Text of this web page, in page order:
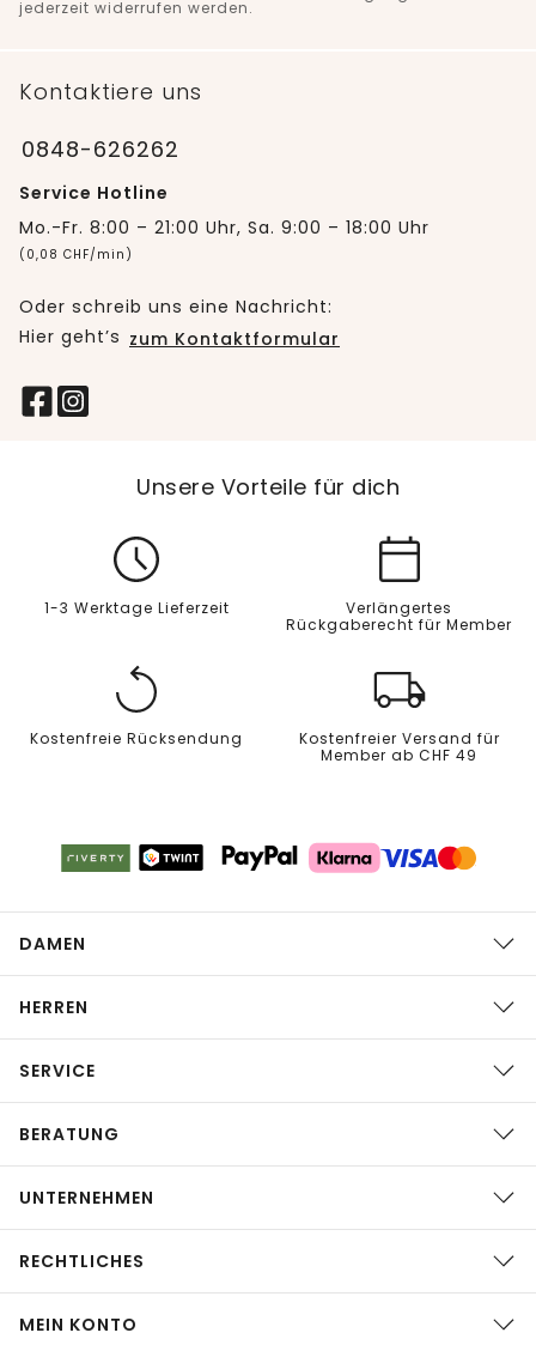
jederzeit widerrufen werden.
Kontaktiere uns
0848-626262
Service Hotline
Mo.-Fr. 8:00 – 21:00 Uhr, Sa. 9:00 – 18:00 Uhr
(0,08 CHF/min)
Oder schreib uns eine Nachricht:
Hier geht’s zum Kontaktformular
Unsere Vorteile für dich
1-3 Werktage Lieferzeit
Verlängertes
Rückgaberecht für Member
Kostenfreie Rücksendung
Kostenfreier Versand für
Member ab CHF 49
DAMEN
HERREN
SERVICE
BERATUNG
UNTERNEHMEN
RECHTLICHES
MEIN KONTO